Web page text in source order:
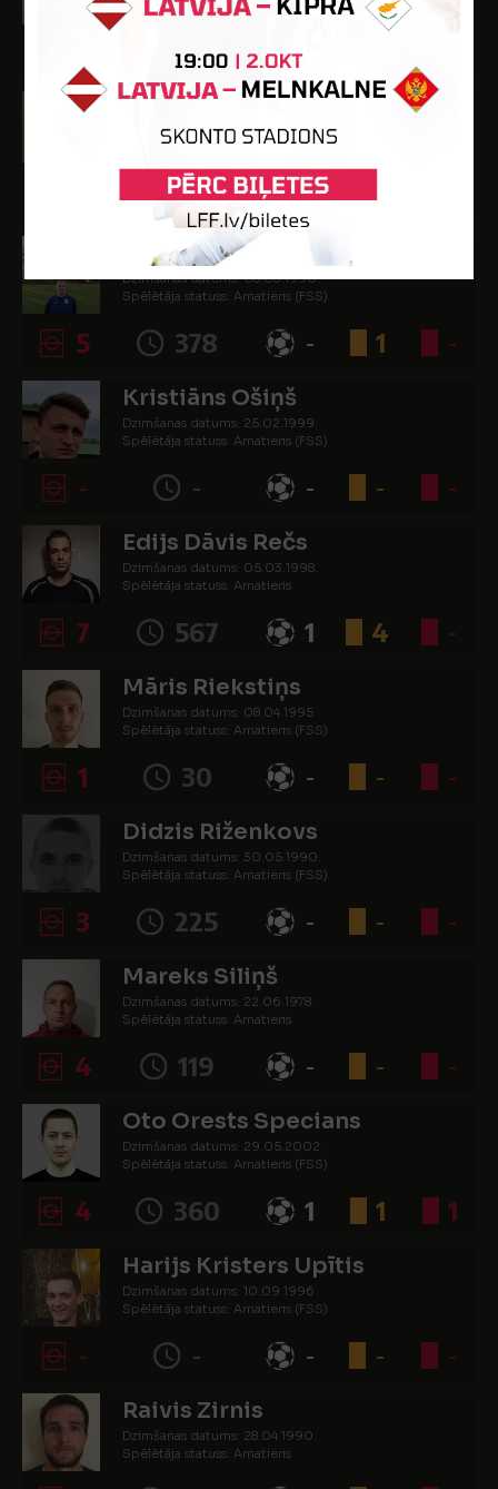
Spēlētāja statuss: Amatieris (FSS)
-
Ņikita Ļebedevs
Dzimšanas datums: 27.09.2003.
25 - -
Jānis Meirāns
Dzimšanas datums: 08.03.1990.
Spēlētāja statuss: Amatieris (FSS)
5 378 - 1 -
Kristiāns Ošiņš
Dzimšanas datums: 25.02.1999.
Spēlētāja statuss: Amatieris (FSS)
- - - - -
Edijs Dāvis Rečs
Dzimšanas datums: 05.03.1998.
Spēlētāja statuss: Amatieris
7 567 1 4 -
Māris Riekstiņs
Dzimšanas datums: 08.04.1995.
Spēlētāja statuss: Amatieris (FSS)
1 30 - - -
Didzis Riženkovs
Dzimšanas datums: 30.05.1990.
Spēlētāja statuss: Amatieris (FSS)
3 225 - - -
Mareks Siliņš
Dzimšanas datums: 22.06.1978.
Spēlētāja statuss: Amatieris
4 119 - - -
Oto Orests Specians
Dzimšanas datums: 29.05.2002.
Spēlētāja statuss: Amatieris (FSS)
4 360 1 1 1
Harijs Kristers Upītis
Dzimšanas datums: 10.09.1996.
Spēlētāja statuss: Amatieris (FSS)
- - - - -
Raivis Zirnis
Dzimšanas datums: 28.04.1990.
Spēlētāja statuss: Amatieris